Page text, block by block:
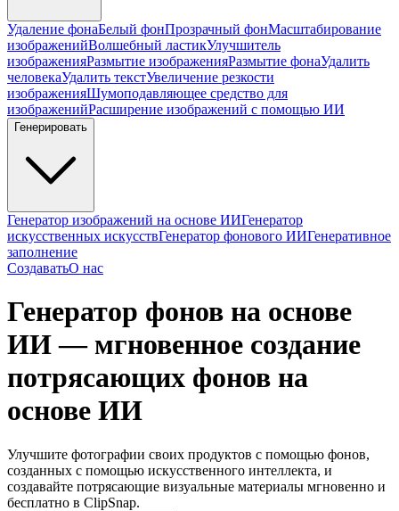
Удаление фонаБелый фонПрозрачный фонМасштабирование
изображенийВолшебный ластикУлучшитель
изображенияРазмытие изображенияРазмытие фонаУдалить
человекаУдалить текстУвеличение резкости
изображенияШумоподавляющее средство для
изображенийРасширение изображений с помощью ИИ
Генерировать
Генератор изображений на основе ИИГенератор
искусственных искусствГенератор фонового ИИГенеративное
заполнение
СоздаватьО нас
Генератор фонов на основе
ИИ — мгновенное создание
потрясающих фонов на
основе ИИ
Улучшите фотографии своих продуктов с помощью фонов,
созданных с помощью искусственного интеллекта, и
создавайте потрясающие визуальные материалы мгновенно и
бесплатно в ClipSnap.